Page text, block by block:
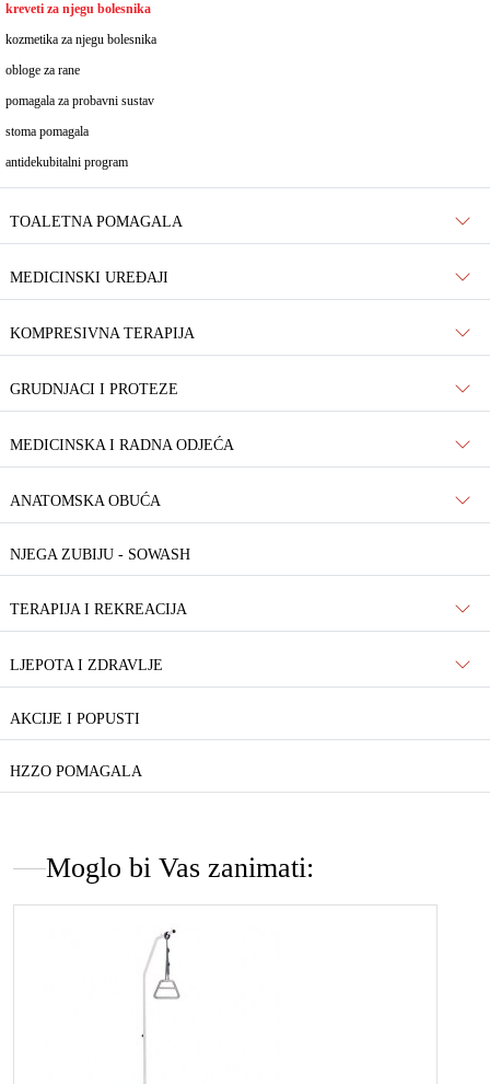
kreveti za njegu bolesnika
kozmetika za njegu bolesnika
obloge za rane
pomagala za probavni sustav
stoma pomagala
antidekubitalni program
TOALETNA POMAGALA
MEDICINSKI UREĐAJI
KOMPRESIVNA TERAPIJA
GRUDNJACI I PROTEZE
MEDICINSKA I RADNA ODJEĆA
ANATOMSKA OBUĆA
NJEGA ZUBIJU - SOWASH
TERAPIJA I REKREACIJA
LJEPOTA I ZDRAVLJE
AKCIJE I POPUSTI
HZZO POMAGALA
Moglo bi Vas zanimati: